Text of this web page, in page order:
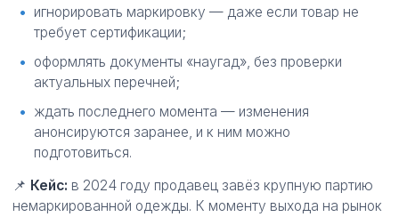
игнорировать маркировку — даже если товар не
требует сертификации;
оформлять документы «наугад», без проверки
актуальных перечней;
ждать последнего момента — изменения
анонсируются заранее, и к ним можно
подготовиться.
📌 Кейс: в 2024 году продавец завёз крупную партию
немаркированной одежды. К моменту выхода на рынок